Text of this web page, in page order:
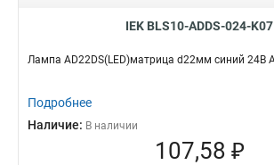
IEK BLS10-ADDS-024-K07
Лампа AD22DS(LED)матрица d22мм синий 24В
Подробнее
Наличие: В наличии
107,58 ₽